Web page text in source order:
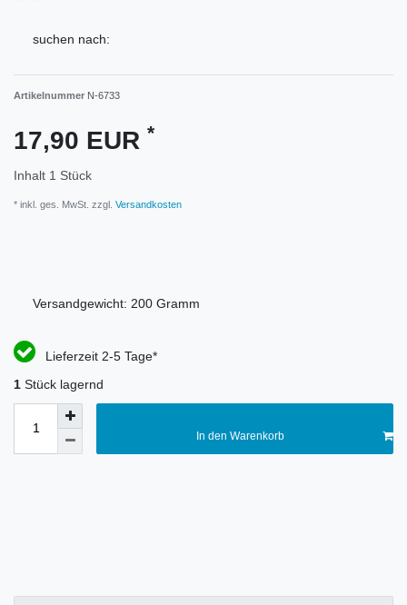
suchen nach:
Artikelnummer N-6733
17,90 EUR *
Inhalt 1 Stück
* inkl. ges. MwSt. zzgl. Versandkosten
Versandgewicht: 200 Gramm
Lieferzeit 2-5 Tage*
1 Stück lagernd
In den Warenkorb